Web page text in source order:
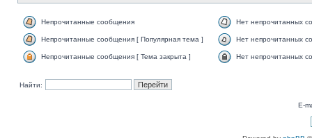
Непрочитанные сообщения Нет непрочитанных
Непрочитанные сообщения [ Популярная тема ] Нет непрочитанных
Непрочитанные сообщения [ Тема закрыта ] Нет непрочитанных
Найти:
E-